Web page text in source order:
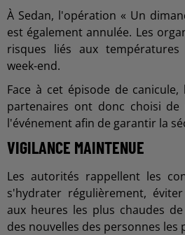
À Sedan, l'opération « Un
est également annulée. Les
risques liés aux températures
week-end.
Face à cet épisode de
partenaires ont donc choisi
l'événement afin de garantir la
VIGILANCE MAINTENUE
Les autorités rappellent les
s'hydrater régulièrement,
aux heures les plus chaudes
des nouvelles des personnes les